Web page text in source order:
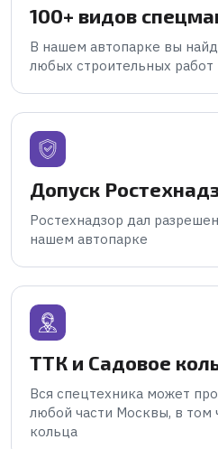
100+ видов
В нашем автопарке вы
любых строительных работ
Допуск
Ростехнадзор дал
нашем автопарке
ТТК и Садовое
Вся спецтехника может
любой части Москвы, в том
кольца